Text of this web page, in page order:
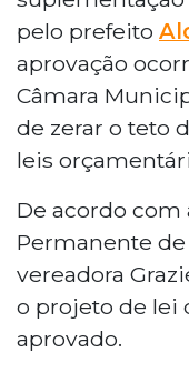
pelo prefeito
aprovação
Câmara
de zerar o teto
leis
De acordo com
Permanente
vereadora
o projeto de lei
aprovado.